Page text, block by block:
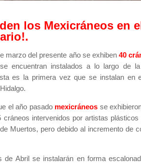
los Mexicráneos en
marzo del presente año se exhiben 40
se encuentran instalados a lo largo de
es la primera vez que se instalan en
el año pasado mexicráneos se
cráneos intervenidos por artistas
Muertos, pero debido al incremento de
de Abril se instalarán en forma